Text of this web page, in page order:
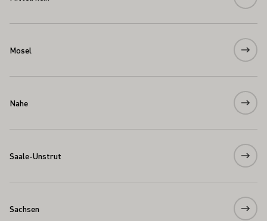
Mosel
Nahe
Saale-Unstrut
Sachsen